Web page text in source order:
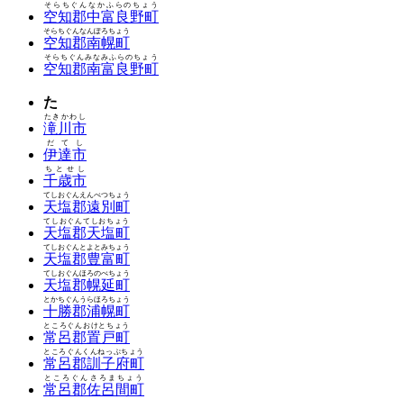
空知郡中富良野町
そらちぐんなかふらのちょう
空知郡南幌町
そらちぐんなんぽろちょう
空知郡南富良野町
そらちぐんみなみふらのちょう
た
滝川市
たきかわし
伊達市
だてし
千歳市
ちとせし
天塩郡遠別町
てしおぐんえんべつちょう
天塩郡天塩町
てしおぐんてしおちょう
天塩郡豊富町
てしおぐんとよとみちょう
天塩郡幌延町
てしおぐんほろのべちょう
十勝郡浦幌町
とかちぐんうらほろちょう
常呂郡置戸町
ところぐんおけとちょう
常呂郡訓子府町
ところぐんくんねっぷちょう
常呂郡佐呂間町
ところぐんさろまちょう